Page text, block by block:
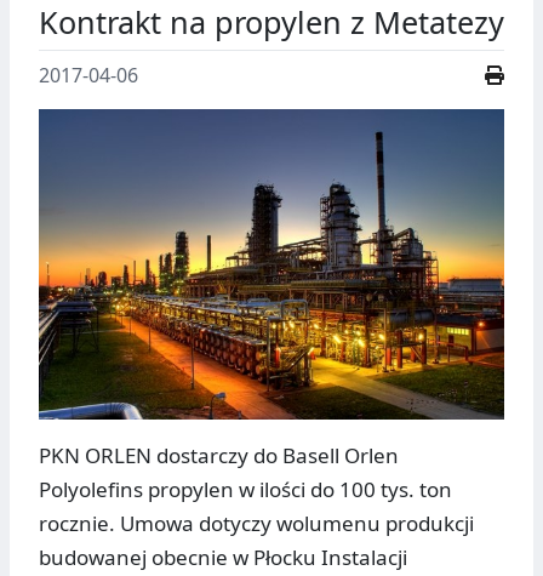
Kontrakt na propylen z Metatezy
2017-04-06
PKN ORLEN dostarczy do Basell Orlen
Polyolefins propylen w ilości do 100 tys. ton
rocznie. Umowa dotyczy wolumenu produkcji
budowanej obecnie w Płocku Instalacji